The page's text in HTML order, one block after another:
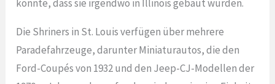
konnte, dass sie irgendwo in Illinois gebaut wurden.
Die Shriners in St. Louis verfügen über mehrere
Paradefahrzeuge, darunter Miniaturautos, die den
Ford-Coupés von 1932 und den Jeep-CJ-Modellen der